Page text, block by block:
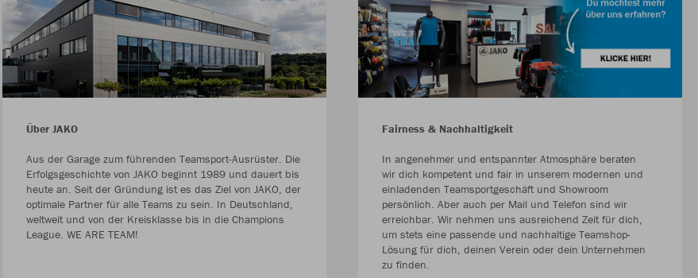
Über JAKO
Aus der Garage zum führenden Teamsport-Ausrüster. Die
Erfolgsgeschichte von JAKO beginnt 1989 und dauert bis
heute an. Seit der Gründung ist es das Ziel von JAKO, der
optimale Partner für alle Teams zu sein. In Deutschland,
weltweit und von der Kreisklasse bis in die Champions
League. WE ARE TEAM!
Fairness & Nachhaltigkeit
In angenehmer und entspannter Atmosphäre beraten
wir dich kompetent und fair in unserem modernen und
einladenden Teamsportgeschäft und Showroom
persönlich. Aber auch per Mail und Telefon sind wir
erreichbar. Wir nehmen uns ausreichend Zeit für dich,
um stets eine passende und nachhaltige Teamshop-
Lösung für dich, deinen Verein oder dein Unternehmen
zu finden.